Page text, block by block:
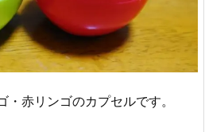
赤リンゴのカプセルです。